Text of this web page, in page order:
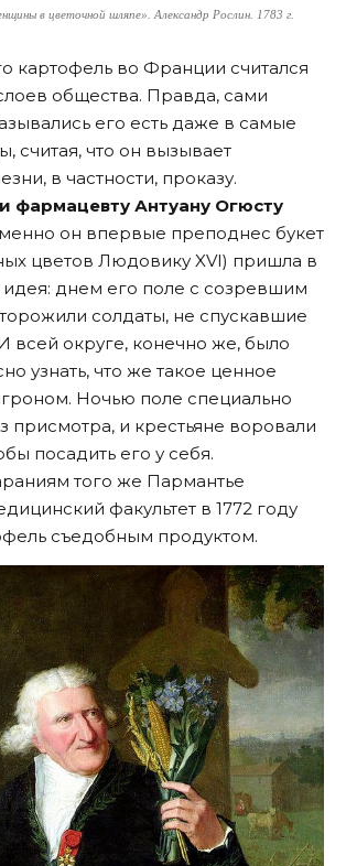
в цветочной шляпе» . Александр Рослин. 1783 г.
картофель во Франции считался
общества. Правда, сами
его есть даже в самые
считая, что он вызывает
в частности, проказу.
фармацевту Антуану Огюсту
он впервые преподнес букет
цветов Людовику XVI) пришла в
идея: днем его поле с созревшим
солдаты, не спускавшие
И всей округе, конечно же, было
узнать, что же такое ценное
Ночью поле специально
присмотра, и крестьяне воровали
посадить его у себя.
того же Пармантье
факультет в 1772 году
съедобным продуктом.